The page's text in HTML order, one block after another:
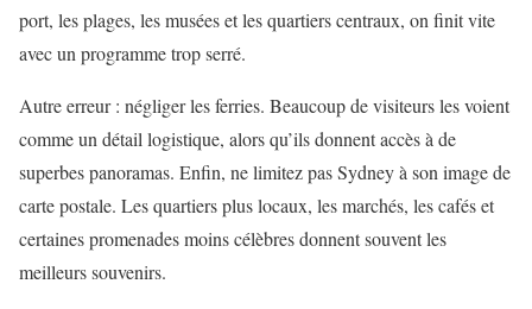
port, les plages, les musées et les quartiers centraux, on finit vite
avec un programme trop serré.
Autre erreur : négliger les ferries. Beaucoup de visiteurs les voient
comme un détail logistique, alors qu’ils donnent accès à de
superbes panoramas. Enfin, ne limitez pas Sydney à son image de
carte postale. Les quartiers plus locaux, les marchés, les cafés et
certaines promenades moins célèbres donnent souvent les
meilleurs souvenirs.